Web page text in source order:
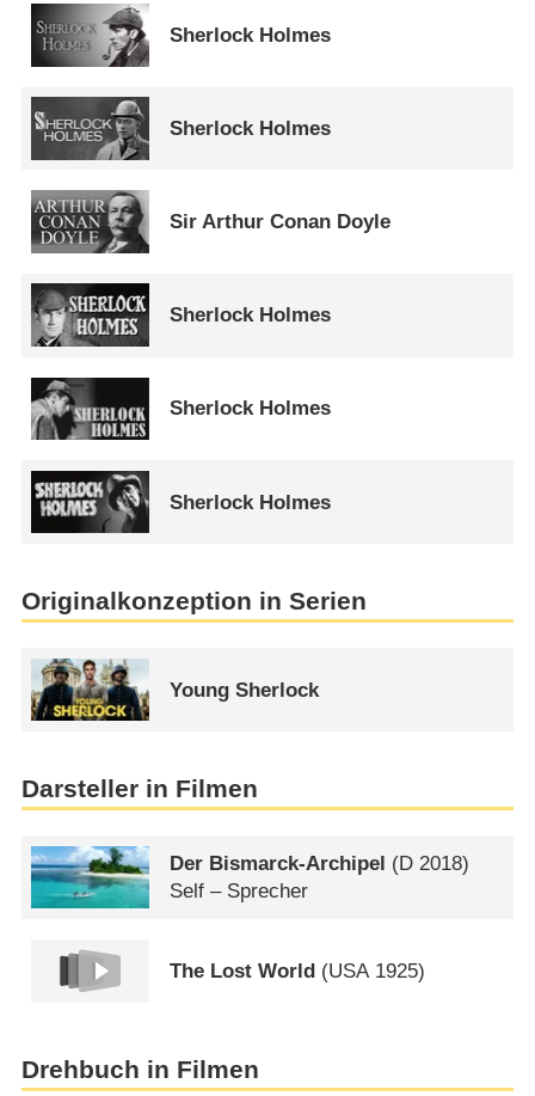
Sherlock Holmes
Sherlock Holmes
Sir Arthur Conan Doyle
Sherlock Holmes
Sherlock Holmes
Sherlock Holmes
Originalkonzeption in Serien
Young Sherlock
Darsteller in Filmen
Der Bismarck-Archipel (D 2018)
Self – Sprecher
The Lost World (USA 1925)
Drehbuch in Filmen